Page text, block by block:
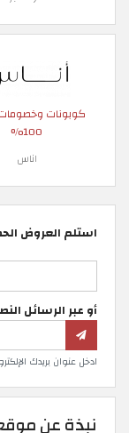
كوبونات
100%
اناس
استلم العروض
أو عبر الرسائل
ادخل عنوان بريدك
نبذة عن